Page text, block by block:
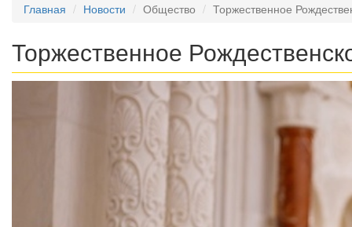
Главная Новости Общество Торжественное
Торжественное